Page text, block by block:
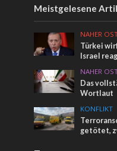
Meistgelesene
NAHER
Türkei
Israel
NAHER
Das
Wortlaut
KONFLIKT
getötet,